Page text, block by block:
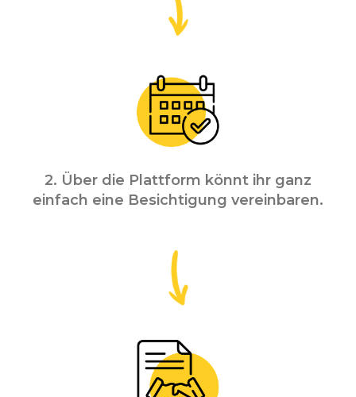
2. Über die Plattform könnt ihr ganz
einfach eine Besichtigung vereinbaren.